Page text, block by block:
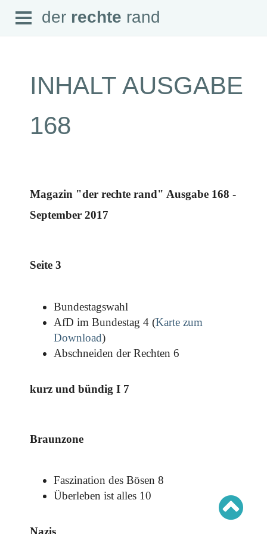
der rechte rand
SEITEN
Home
Downloads
Datenschutz
Schwerpunkte Übersicht
Schwerpunkt AFD-Verbot
Schwerpunkt NSU
Schwerpunkt »Reichsbürger«
Schwerpunkt NPD
AUSGABEN
Ausgabe 220
Open
Menu
der rechte rand
INHALT AUSGABE
168
Magazin "der rechte rand" Ausgabe 168 -
September 2017
Seite 3
Bundestagswahl
AfD im Bundestag 4 (Karte zum
Download)
Abschneiden der Rechten 6
kurz und bündig I 7
Braunzone
Faszination des Bösen 8
Überleben ist alles 10